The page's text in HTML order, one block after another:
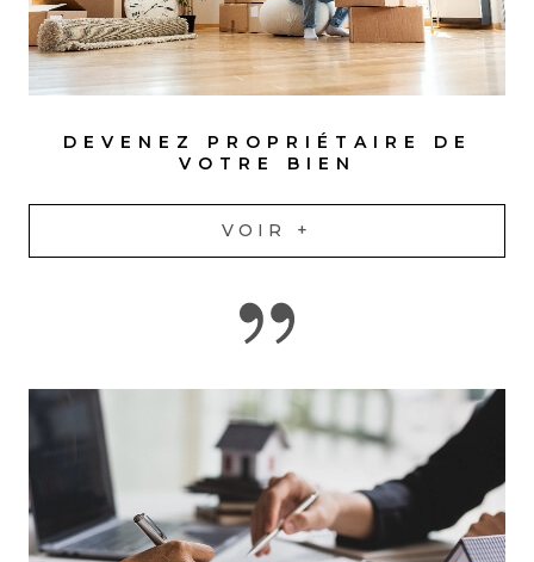
DEVENEZ PROPRIÉTAIRE DE
VOTRE BIEN
VOIR +